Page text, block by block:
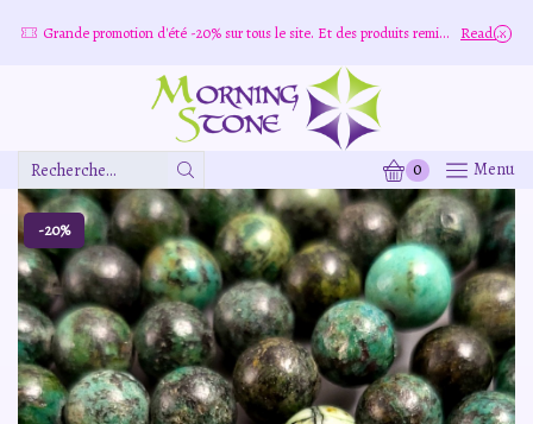
Grande promotion d'été -20% sur tous le site. Et des produits remisé indépendamment Read more
Zone
De
Saisie
De
Recherche
0 Menu
-20%